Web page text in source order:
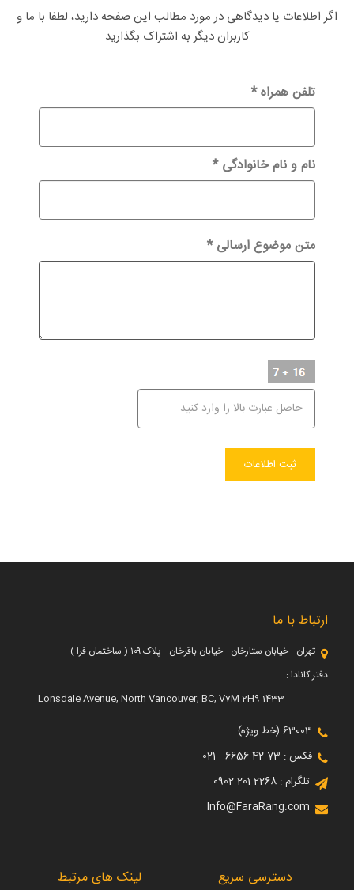
باشید، بنابراین می توانید چاپگر جوهر افشان
مناسب را با اطمینان انتخاب کنید.
اگر اطلاعات یا دیدگاهی در مورد مطالب این صفحه دارید، لطفا با ما و
کاربران دیگر به اشتراک بگذارید
* تلفن همراه
* نام و نام خانوادگی
* متن موضوع ارسالی
ارتباط با ما
تهران - خیابان ستارخان - خیابان باقرخان - پلاک ۱۰۹ ( ساختمان فرا )
دفتر کانادا :
1433 Lonsdale Avenue, North Vancouver, BC, V7M 2H9
63003 (خط ویژه)
فکس : 73 42 6656 - 021
تلگرام : 2268 201 0902
Info@FaraRang.com
دسترسی سریع
لینک های مرتبط